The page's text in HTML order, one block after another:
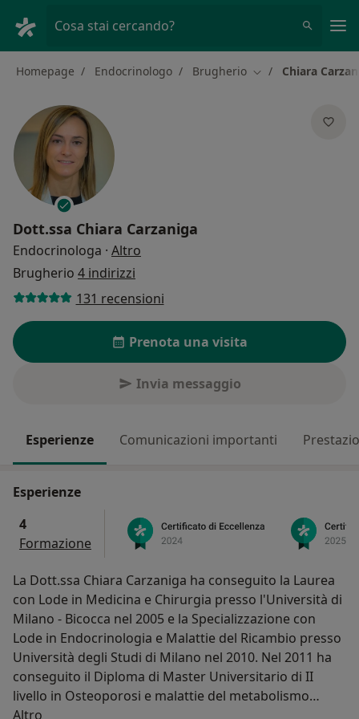
Cosa stai cercando?
Homepage Endocrinologo Brugherio Cambia città
Chiara
Dott.ssa Chiara Carzaniga
Endocrinologa · Altro
Brugherio 4 indirizzi
131 recensioni
Prenota una visita
Invia messaggio
Esperienze Comunicazioni importanti
Esperienze
4
Formazione
La Dott.ssa Chiara Carzaniga ha conseguito la Laurea
con Lode in Medicina e Chirurgia presso l'Università di
Milano - Bicocca nel 2005 e la Specializzazione con
Lode in Endocrinologia e Malattie del Ricambio presso
Università degli Studi di Milano nel 2010. Nel 2011 ha
conseguito il Diploma di Master Universitario di II
livello in Osteoporosi e malattie del metabolismo
osseo presso l'Università degli Studi di Brescia. Nel
Altro